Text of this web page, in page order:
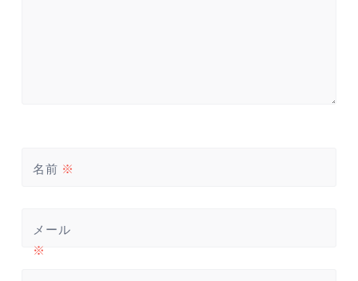
名前 ※
メール
※